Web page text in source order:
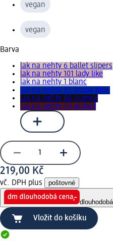
vegan
vegan
Barva
lak na nehty 6 ballet slipers
lak na nehty 101 lady like
lak na nehty 1 blanc
lak na nehty 92 aruba blue
lak na nehty 88 licorice
lak na nehty 49 wicked
219,00 Kč
vč. DPH plus poštovné
Vložit do košíku